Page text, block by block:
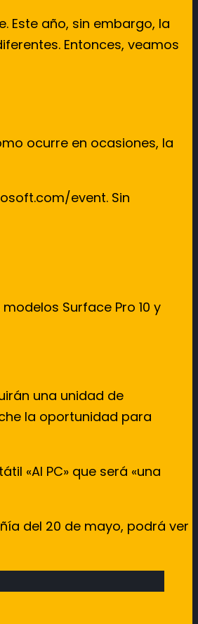
Este año, sin embargo, la
Entonces, veamos
ocurre en ocasiones, la
event. Sin
Surface Pro 10 y
una unidad de
la oportunidad para
«AI PC» que será «una
del 20 de mayo, podrá ver